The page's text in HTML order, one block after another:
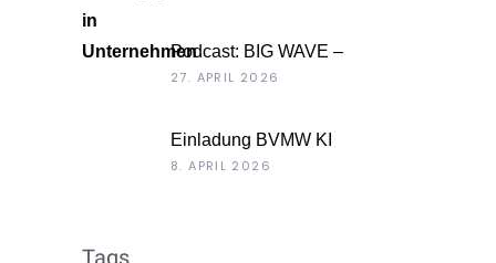
Podcast: BIG WAVE –
Unternehmenskultur als
27. APRIL 2026
Einladung BVMW KI
Roadshow 2026: KI im Kontext
8. APRIL 2026
Tags